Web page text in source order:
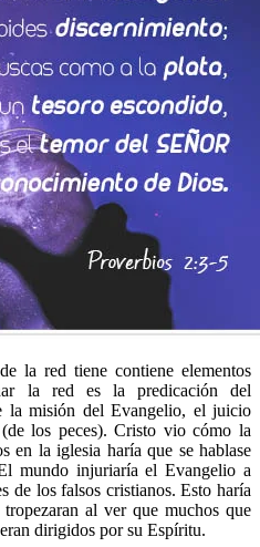
la red tiene contiene elementos
la red es la predicación del
la misión del Evangelio, el juicio
los peces). Cristo vio cómo la
en la iglesia haría que se hablase
mundo injuriaría el Evangelio a
de los falsos cristianos. Esto haría
al ver que muchos que
dirigidos por su Espíritu.